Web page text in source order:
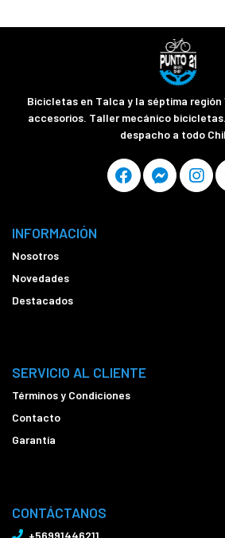
Bicicletas en Talca y la séptima
accesorios. Taller mecánico
despacho a todo
INFORMACIÓN
Nosotros
Novedades
Destacados
SERVICIO AL CLIENTE
Términos y Condiciones
Contacto
Garantía
CONTÁCTANOS
+56991446211